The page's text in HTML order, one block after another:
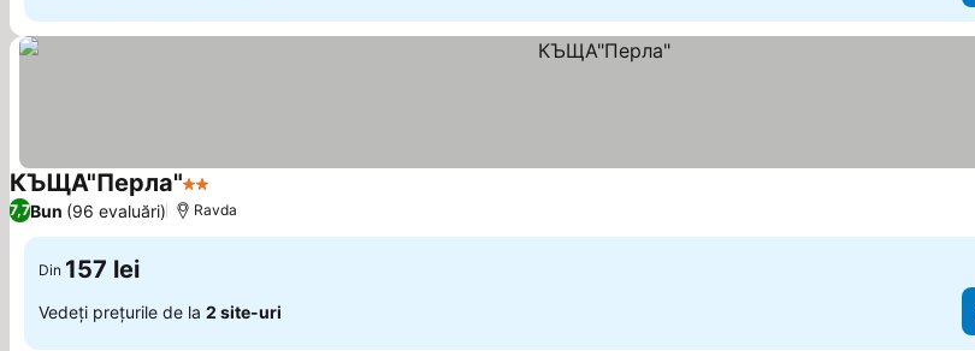
КЪЩА"Перла"2 Stele
7,7Bun (96 evaluări) Ravda
Din 157 lei
Vedeți prețurile de la 2 site-uri